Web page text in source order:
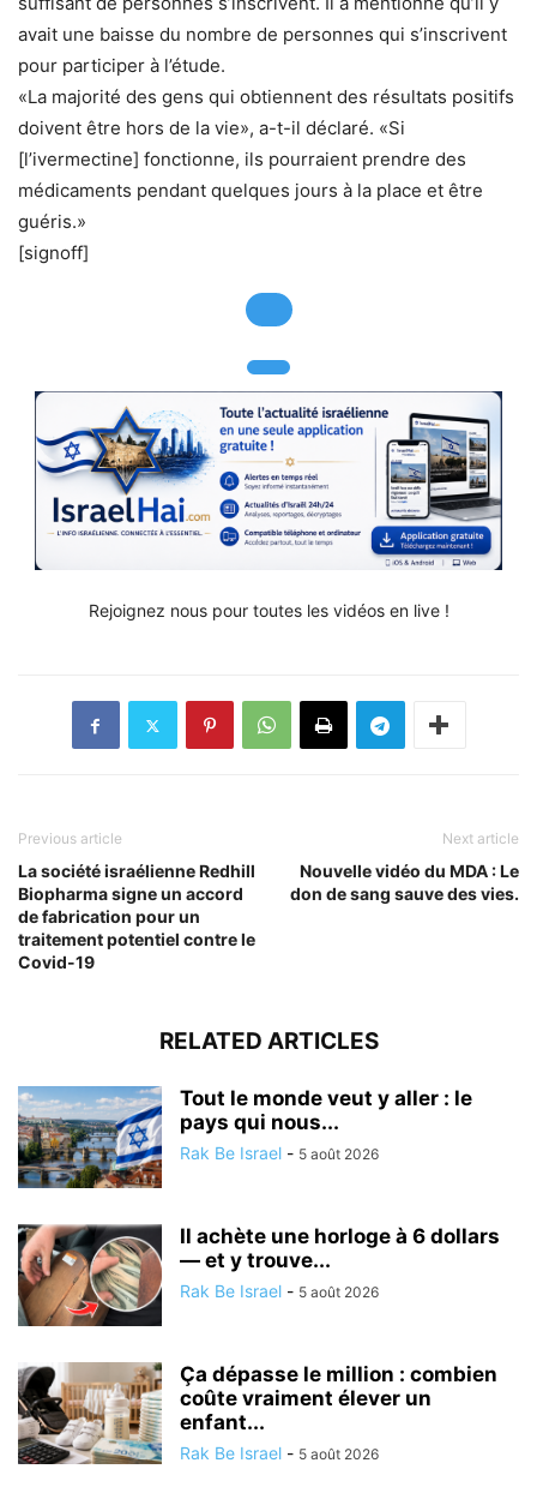
avait une baisse du nombre de personnes qui s’inscrivent
pour participer à l’étude.
«La majorité des gens qui obtiennent des résultats positifs
doivent être hors de la vie», a-t-il déclaré. «Si
[l’ivermectine] fonctionne, ils pourraient prendre des
médicaments pendant quelques jours à la place et être
guéris.»
[signoff]
Rejoignez nous pour toutes les vidéos en live !
Previous article
La société israélienne Redhill
Biopharma signe un accord
de fabrication pour un
traitement potentiel contre le
Covid-19
Next article
Nouvelle vidéo du MDA : Le
don de sang sauve des vies.
RELATED ARTICLES
Tout le monde veut y aller : le
pays qui nous...
Rak Be Israel - 5 août 2026
Il achète une horloge à 6 dollars
— et y trouve...
Rak Be Israel - 5 août 2026
Ça dépasse le million : combien
coûte vraiment élever un
enfant...
Rak Be Israel - 5 août 2026